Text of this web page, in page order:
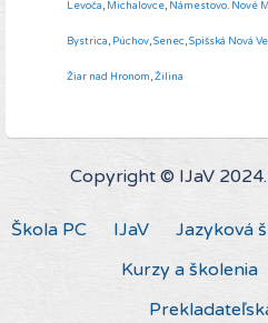
Levoča, Michalovce, Námestovo. Nové
Bystrica, Púchov,Senec,Spišská Nová
Žiar nad Hronom,Žilina
Copyright © IJaV
Škola PC IJaV Jazyková
Kurzy a školenia